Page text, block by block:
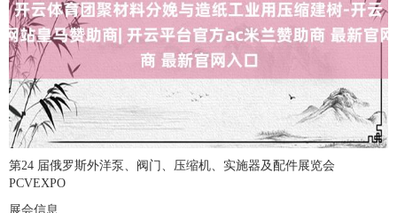
第24 届俄罗斯外洋泵、阀门、压缩机、实施器及配件展览会
PCVEXPO
展会信息